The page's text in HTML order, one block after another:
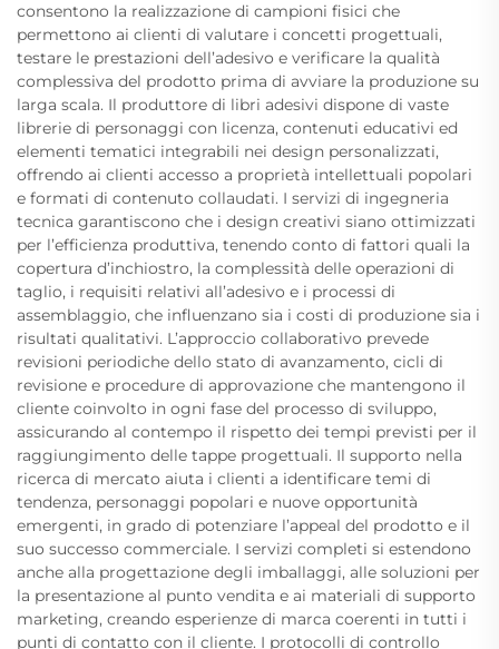
consentono la realizzazione di campioni fisici che
permettono ai clienti di valutare i concetti progettuali,
testare le prestazioni dell’adesivo e verificare la qualità
complessiva del prodotto prima di avviare la produzione su
larga scala. Il produttore di libri adesivi dispone di vaste
librerie di personaggi con licenza, contenuti educativi ed
elementi tematici integrabili nei design personalizzati,
offrendo ai clienti accesso a proprietà intellettuali popolari
e formati di contenuto collaudati. I servizi di ingegneria
tecnica garantiscono che i design creativi siano ottimizzati
per l’efficienza produttiva, tenendo conto di fattori quali la
copertura d’inchiostro, la complessità delle operazioni di
taglio, i requisiti relativi all’adesivo e i processi di
assemblaggio, che influenzano sia i costi di produzione sia i
risultati qualitativi. L’approccio collaborativo prevede
revisioni periodiche dello stato di avanzamento, cicli di
revisione e procedure di approvazione che mantengono il
cliente coinvolto in ogni fase del processo di sviluppo,
assicurando al contempo il rispetto dei tempi previsti per il
raggiungimento delle tappe progettuali. Il supporto nella
ricerca di mercato aiuta i clienti a identificare temi di
tendenza, personaggi popolari e nuove opportunità
emergenti, in grado di potenziare l’appeal del prodotto e il
suo successo commerciale. I servizi completi si estendono
anche alla progettazione degli imballaggi, alle soluzioni per
la presentazione al punto vendita e ai materiali di supporto
marketing, creando esperienze di marca coerenti in tutti i
punti di contatto con il cliente. I protocolli di controllo